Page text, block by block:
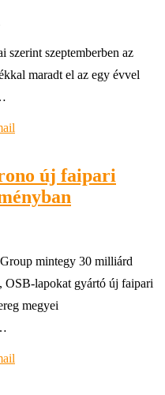
szerint szeptemberben az
maradt el az egy évvel
új faipari
mintegy 30 milliárd
OSB-lapokat gyártó új faipari
megyei